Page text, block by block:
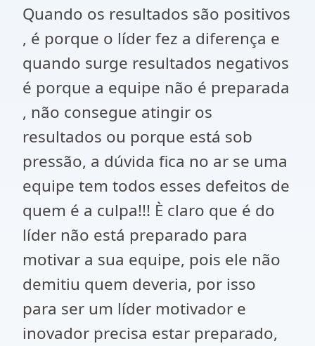
Quando os resultados são positivos
, é porque o líder fez a diferença e
quando surge resultados negativos
é porque a equipe não é preparada
, não consegue atingir os
resultados ou porque está sob
pressão, a dúvida fica no ar se uma
equipe tem todos esses defeitos de
quem é a culpa!!! È claro que é do
líder não está preparado para
motivar a sua equipe, pois ele não
demitiu quem deveria, por isso
para ser um líder motivador e
inovador precisa estar preparado,